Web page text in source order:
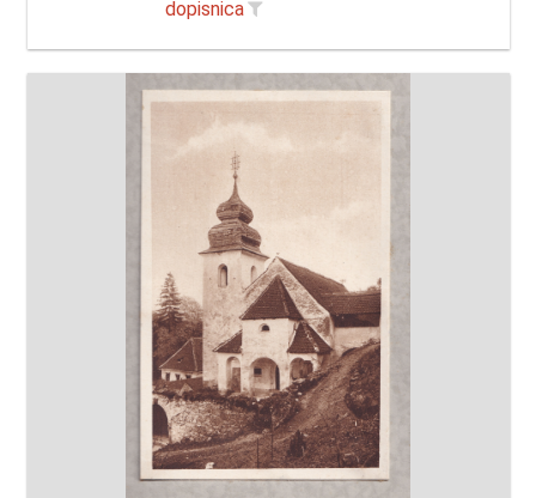
dopisnica